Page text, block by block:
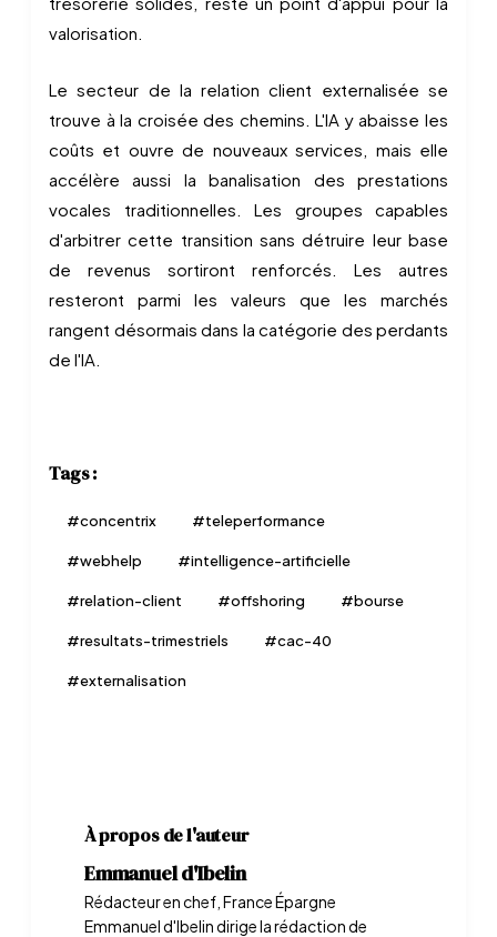
valorisation.
Le secteur de la relation client externalisée se
trouve à la croisée des chemins. L'IA y abaisse les
coûts et ouvre de nouveaux services, mais elle
accélère aussi la banalisation des prestations
vocales traditionnelles. Les groupes capables
d'arbitrer cette transition sans détruire leur base
de revenus sortiront renforcés. Les autres
resteront parmi les valeurs que les marchés
rangent désormais dans la catégorie des perdants
de l'IA.
Tags :
#concentrix #teleperformance
#webhelp #intelligence-artificielle
#relation-client #offshoring #bourse
#resultats-trimestriels #cac-40
#externalisation
À propos de l'auteur
Emmanuel d'Ibelin
Rédacteur en chef, France Épargne
Emmanuel d'Ibelin dirige la rédaction de